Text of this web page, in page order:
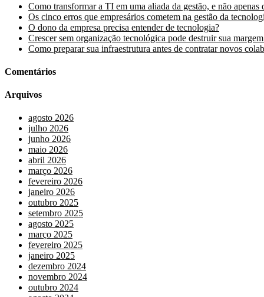
Como transformar a TI em uma aliada da gestão, e não apenas
Os cinco erros que empresários cometem na gestão da
O dono da empresa precisa entender de tecnologia?
Crescer sem organização tecnológica pode destruir sua
Como preparar sua infraestrutura antes de contratar novos
Comentários
Arquivos
agosto 2026
julho 2026
junho 2026
maio 2026
abril 2026
março 2026
fevereiro 2026
janeiro 2026
outubro 2025
setembro 2025
agosto 2025
março 2025
fevereiro 2025
janeiro 2025
dezembro 2024
novembro 2024
outubro 2024